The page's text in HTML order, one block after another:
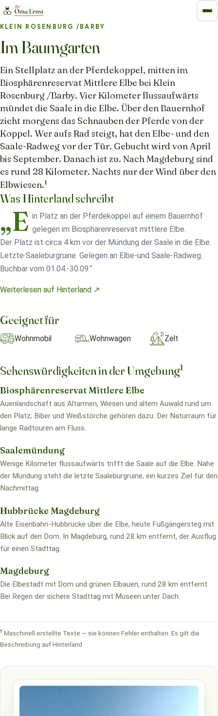
KLEIN ROSENBURG /BARBY
Im Baumgarten
Ein Stellplatz an der Pferdekoppel, mitten im
Biosphärenreservat Mittlere Elbe bei Klein
Rosenburg /Barby. Vier Kilometer flussaufwärts
mündet die Saale in die Elbe. Über den Bauernhof
zieht morgens das Schnauben der Pferde von der
Koppel. Wer aufs Rad steigt, hat den Elbe- und den
Saale-Radweg vor der Tür. Gebucht wird von April
bis September. Danach ist zu. Nach Magdeburg sind
es rund 28 Kilometer. Nachts nur der Wind über den
Elbwiesen.1
Was Hinterland schreibt
„E in Platz an der Pferdekoppel auf einem Bauernhof
gelegen im Biosphärenreservat mittlere Elbe.
Der Platz ist circa 4 km vor der Mündung der Saale in die Elbe.
Letzte Saaleburgruine. Gelegen an Elbe-und Saale-Radweg.
Buchbar vom 01.04.-30.09.“
Weiterlesen auf Hinterland ↗
Geeignet für
Wohnmobil Wohnwagen Zelt
Sehenswürdigkeiten in der Umgebung1
Biosphärenreservat Mittlere Elbe
Auenlandschaft aus Altarmen, Wiesen und altem Auwald rund um
den Platz; Biber und Weißstörche gehören dazu. Der Naturraum für
lange Radtouren am Fluss.
Saalemündung
Wenige Kilometer flussaufwärts trifft die Saale auf die Elbe. Nahe
der Mündung steht die letzte Saaleburgruine, ein kurzes Ziel für den
Nachmittag.
Hubbrücke Magdeburg
Alte Eisenbahn-Hubbrücke über die Elbe, heute Fußgängersteg mit
Blick auf den Dom. In Magdeburg, rund 28 km entfernt, der Ausflug
für einen Stadttag.
Magdeburg
Die Elbestadt mit Dom und grünen Elbauen, rund 28 km entfernt.
Bei Regen der sichere Stadttag mit Museen unter Dach.
1
Maschinell erstellte Texte — sie können Fehler enthalten. Es gilt die
Beschreibung auf Hinterland